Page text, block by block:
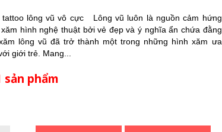
tattoo lông vũ vô cực Lông vũ luôn là nguồn cảm hứng
hình nghệ thuật bởi vẻ đẹp và ý nghĩa ẩn chứa đằng
lông vũ đã trở thành một trong những hình xăm ưa
giới trẻ. Mang...
sản phẩm